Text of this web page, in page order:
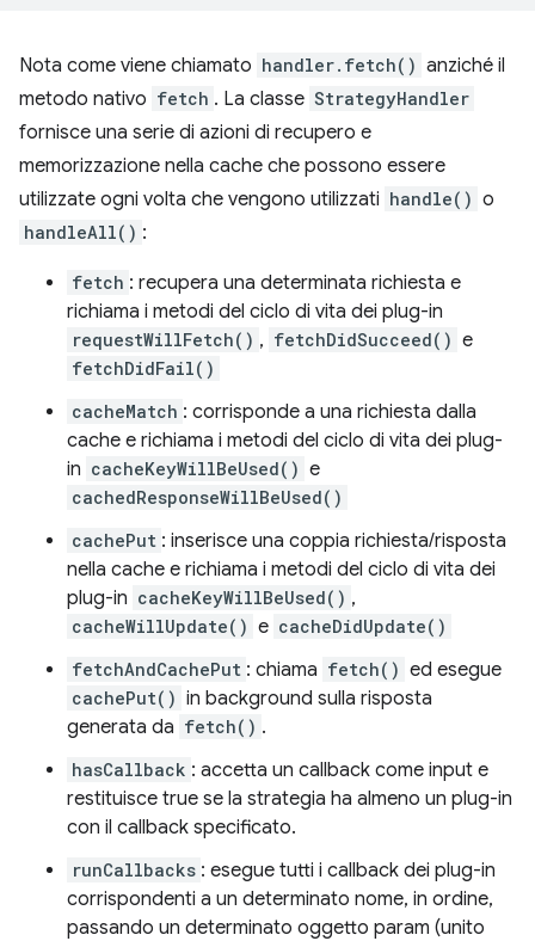
Nota come viene chiamato handler.fetch() anziché il
metodo nativo fetch . La classe StrategyHandler
fornisce una serie di azioni di recupero e
memorizzazione nella cache che possono essere
utilizzate ogni volta che vengono utilizzati handle() o
handleAll() :
fetch : recupera una determinata richiesta e
richiama i metodi del ciclo di vita dei plug-in
requestWillFetch() , fetchDidSucceed() e
fetchDidFail()
cacheMatch : corrisponde a una richiesta dalla
cache e richiama i metodi del ciclo di vita dei plug-
in cacheKeyWillBeUsed() e
cachedResponseWillBeUsed()
cachePut : inserisce una coppia richiesta/risposta
nella cache e richiama i metodi del ciclo di vita dei
plug-in cacheKeyWillBeUsed() ,
cacheWillUpdate() e cacheDidUpdate()
fetchAndCachePut : chiama fetch() ed esegue
cachePut() in background sulla risposta
generata da fetch() .
hasCallback : accetta un callback come input e
restituisce true se la strategia ha almeno un plug-in
con il callback specificato.
runCallbacks : esegue tutti i callback dei plug-in
corrispondenti a un determinato nome, in ordine,
passando un determinato oggetto param (unito